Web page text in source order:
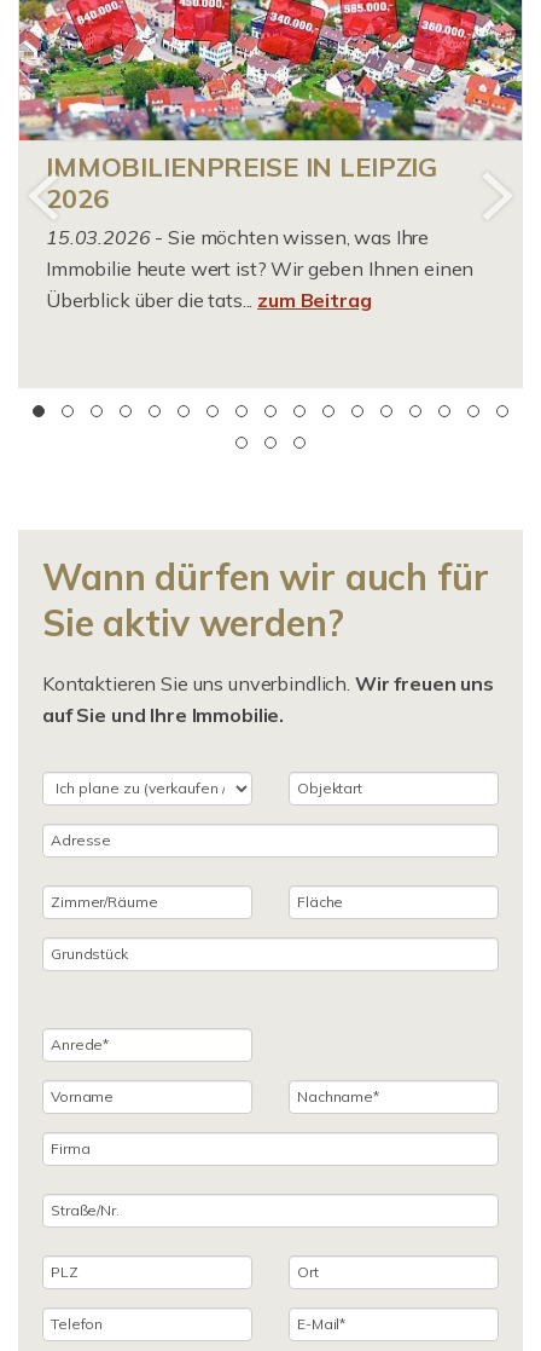
IMMOBILIENPREISE IN LEIPZIG
2026
15.03.2026- Sie möchten wissen, was Ihre
Immobilie heute wert ist? Wir geben Ihnen einen
Überblick über die tats... zum Beitrag
Wann dürfen wir auch für
Sie aktiv werden?
Kontaktieren Sie uns unverbindlich. Wir freuen uns
auf Sie und Ihre Immobilie.